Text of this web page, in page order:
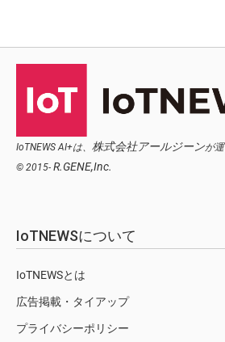
IoTNEWS AI+は、 株式会社アールジーンが
© 2015- R.GENE,Inc.
IoTNEWSについて
IoTNEWSとは
広告掲載・タイアップ
プライバシーポリシー